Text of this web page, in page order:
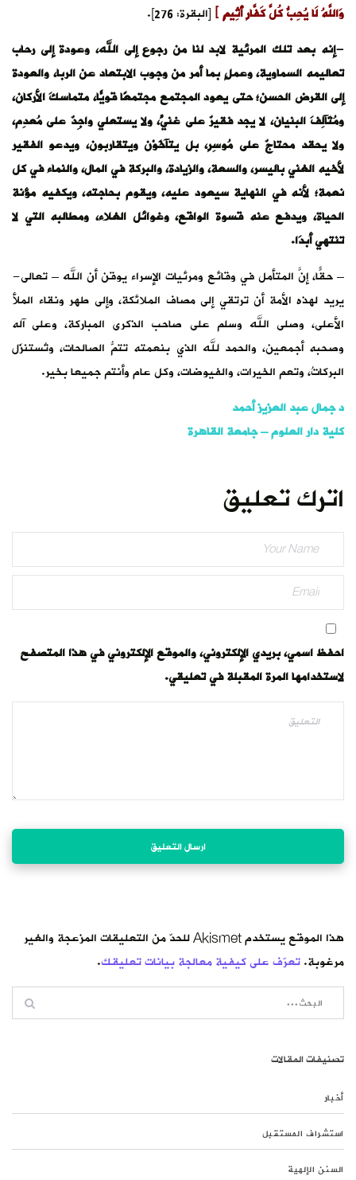
وَاللَّهُ لَا يُحِبُّ كُلَّ كَفَّارٍ أَثِيمٍ ﴾ [البقرة: 276].
-إنه بعد تلك المرئية لابد لنا من رجوع إلى الله، وعودة إلى رحاب
تعاليمه السماوية، وعملٍ بما أمر من وجوب الابتعاد عن الربا، والعودة
إلى القرض الحسن؛ حتى يعود المجتمع مجتمعًا قويًّا، متماسكَ الأركان،
ومُتَآلِفَ البنيان، لا يجد فقيرٌ على غنيٍّ، ولا يستعلي واجِدٌ على مُعدِم،
ولا يحقد محتاجٌ على مُوسِرٍ، بل يتآخَوْن ويتقاربون، ويدعو الفقير
لأخيه الغني باليسر، والسعة، والزيادة، والبركة في المال، والنماء في كل
نعمة؛ لأنه في النهاية سيعود عليه، ويقوم بحاجته، ويكفيه مؤنة
الحياة، ويدفع عنه قسوة الواقع، وغوائل الغلاء، ومطالبه التي لا
تنتهي أبدَا.
– حقًّا، إنَّ المتأمل في وقائع ومرئيات الإسراء يوقن أن الله – تعالى-
يريد لهذه الأمة أن ترتقي إلى مصاف الملائكة، وإلى طهر ونقاء الملأ
الأعلى، وصلى الله وسلم على صاحب الذكرى المباركة، وعلى آله
وصحبه أجمعين، والحمد لله الذي بنعمته تتمُّ الصالحات، وتُستنزَل
البركاتُ، وتعم الخيرات، والفيوضات، وكل عام وأنتم جميعا بخير.
د جمال عبد العزيز أحمد
كلية دار العلوم – جامعة القاهرة
اترك تعليق
احفظ اسمي، بريدي الإلكتروني، والموقع الإلكتروني في هذا المتصفح
لاستخدامها المرة المقبلة في تعليقي.
هذا الموقع يستخدم Akismet للحدّ من التعليقات المزعجة والغير
مرغوبة.تعرّف على كيفية معالجة بيانات تعليقك.
تصنيفات المقالات
أخبار
استشراف المستقبل
السنن الإلهية